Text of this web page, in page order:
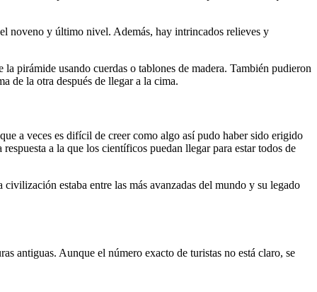
noveno y último nivel. Además, hay intrincados relieves y
pirámide usando cuerdas o tablones de madera. También pudieron
de la otra después de llegar a la cima.
a veces es difícil de creer como algo así pudo haber sido erigido
a la que los científicos puedan llegar para estar todos de
estaba entre las más avanzadas del mundo y su legado
antiguas. Aunque el número exacto de turistas no está claro, se